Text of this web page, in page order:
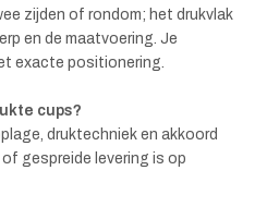
zijden of rondom; het drukvlak
en de maatvoering. Je
exacte positionering.
cups?
druktechniek en akkoord
gespreide levering is op